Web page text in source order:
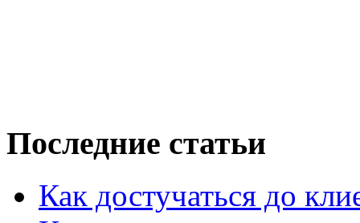
Последние статьи
Как достучаться до